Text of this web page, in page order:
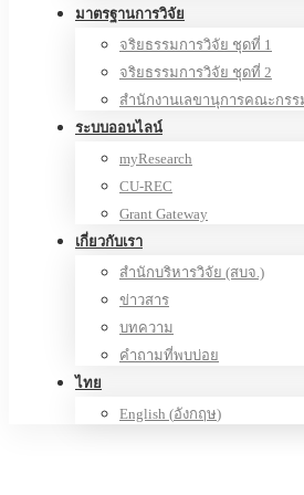
มาตรฐานการวิจัย
จริยธรรมการวิจัย ชุดที่ 1
จริยธรรมการวิจัย ชุดที่ 2
สำนักงานเลขานุการคณะกรร
ระบบออนไลน์
myResearch
CU-REC
Grant Gateway
เกี่ยวกับเรา
สำนักบริหารวิจัย (สบจ.)
ข่าวสาร
บทความ
คำถามที่พบบ่อย
ไทย
English (อังกฤษ)